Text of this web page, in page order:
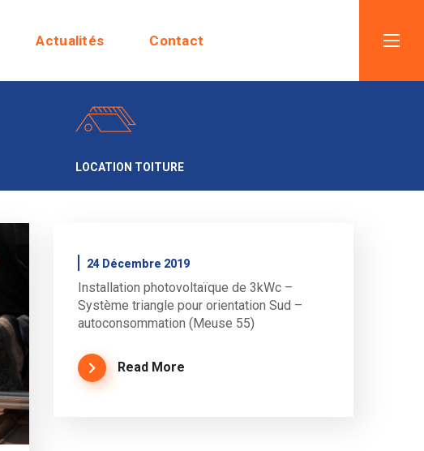
Actualités Contact
LOCATION TOITURE
24 Décembre 2019
Installation photovoltaïque de 3kWc –
Système triangle pour orientation Sud –
autoconsommation (Meuse 55)
Read More